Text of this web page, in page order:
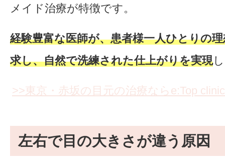
メイド治療が特徴です。
経験豊富な医師が、患者様一人ひとりの
求し、自然で洗練された仕上がりを実現
>>東京・赤坂の目元の治療ならe:Top clinic
左右で目の大きさが違う原因